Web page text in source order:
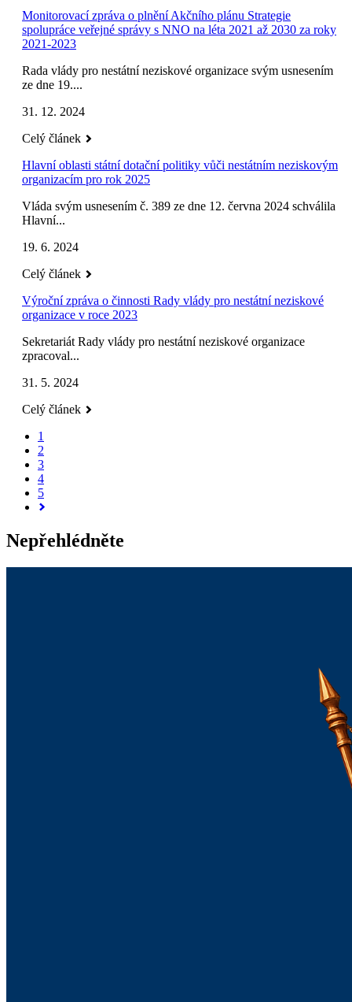
Monitorovací zpráva o plnění Akčního plánu Strategie
spolupráce veřejné správy s NNO na léta 2021 až 2030 za roky
2021-2023
Rada vlády pro nestátní neziskové organizace svým usnesením
ze dne 19....
31. 12. 2024
Celý článek
Hlavní oblasti státní dotační politiky vůči nestátním neziskovým
organizacím pro rok 2025
Vláda svým usnesením č. 389 ze dne 12. června 2024 schválila
Hlavní...
19. 6. 2024
Celý článek
Výroční zpráva o činnosti Rady vlády pro nestátní neziskové
organizace v roce 2023
Sekretariát Rady vlády pro nestátní neziskové organizace
zpracoval...
31. 5. 2024
Celý článek
1
2
3
4
5
Nepřehlédněte